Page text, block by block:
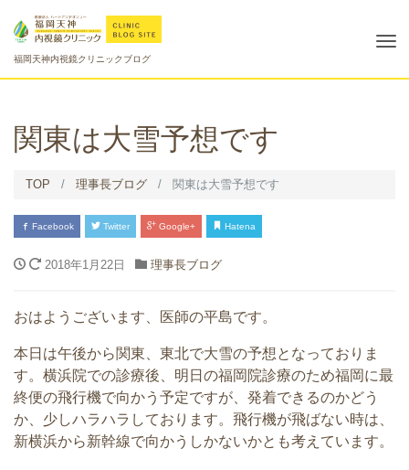
福岡天神内視鏡クリニックブログ
関東は大雪予想です
TOP 理事長ブログ 関東は大雪予想です
Facebook Twitter Google+ Hatena
2018年1月22日 理事長ブログ
おはようございます、医師の平島です。
本日は午後から関東、東北で大雪の予想となっておりま
す。横浜院での診療後、明日の福岡院診療のため福岡に最
終便の飛行機で向かう予定ですが、発着できるのかどう
か、少しハラハラしております。飛行機が飛ばない時は、
新横浜から新幹線で向かうしかないかとも考えています。